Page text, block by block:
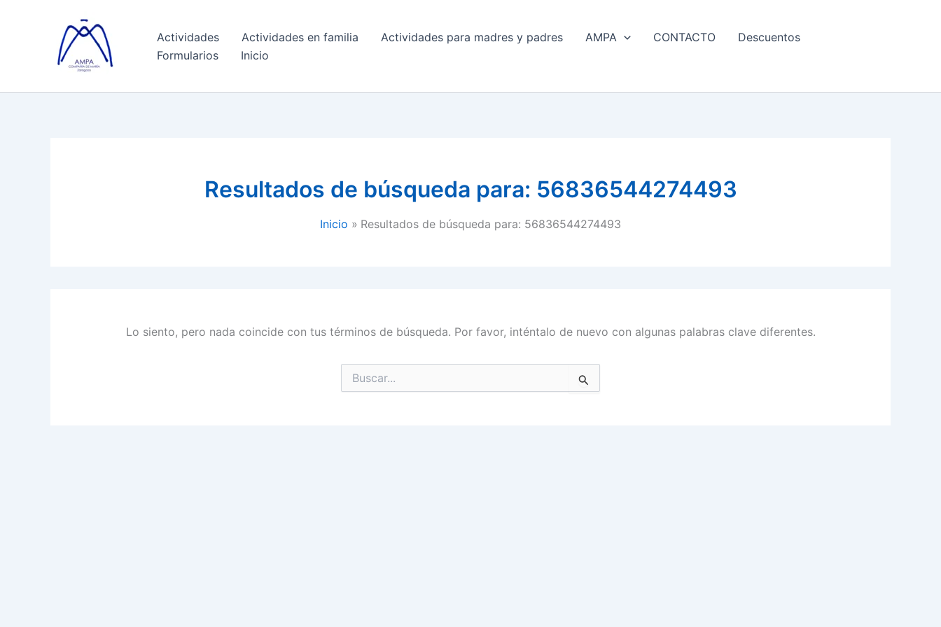
Actividades Actividades en familia Actividades para madres y padres AMPA CONTACTO
Descuentos
Formularios
Inicio
Resultados de búsqueda para: 56836544274493
Inicio Resultados de búsqueda para: 56836544274493
Lo siento, pero nada coincide con tus términos de búsqueda. Por favor, inténtalo de nuevo con algunas palabras clave diferentes.
por: